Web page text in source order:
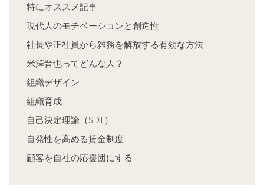
特にオススメ記事
現代人のモチベーションと創造性
社長や正社員から雑務を解放する有効な方法
米澤晋也ってどんな人？
組織デザイン
組織育成
自己決定理論（SDT）
自発性を高める賃金制度
顧客を自社の応援団にする